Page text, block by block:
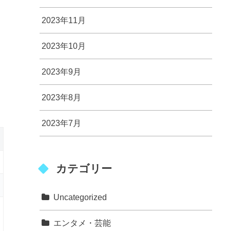
2023年11月
2023年10月
2023年9月
2023年8月
2023年7月
カテゴリー
Uncategorized
エンタメ・芸能